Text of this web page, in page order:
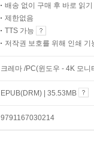
배송 없이 구매 후 바로 읽기
제한없음
TTS 가능
저작권 보호를 위해 인쇄 기
크레마 /PC(윈도우 - 4K 모
EPUB(DRM) | 35.53MB
9791167030214